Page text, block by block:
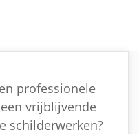
professionele
vrijblijvende
schilderwerken?